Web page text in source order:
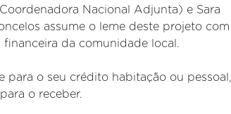
Nacional Adjunta) e Sara
assume o leme deste projeto com
da comunidade local.
para o seu crédito habitação ou pessoal,
o receber.